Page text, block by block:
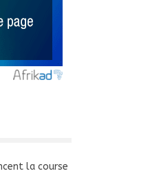
la course